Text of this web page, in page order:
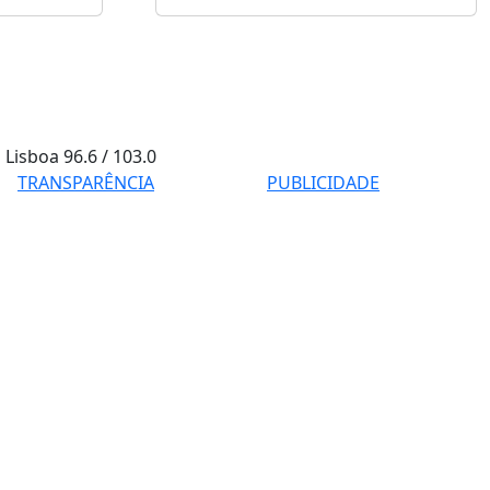
Lisboa96.6 / 103.0
TRANSPARÊNCIA
PUBLICIDADE